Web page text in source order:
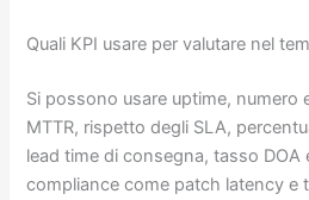
Quali KPI usare per valutare nel
Si possono usare uptime, numero
MTTR, rispetto degli SLA,
lead time di consegna, tasso DOA
compliance come patch latency e